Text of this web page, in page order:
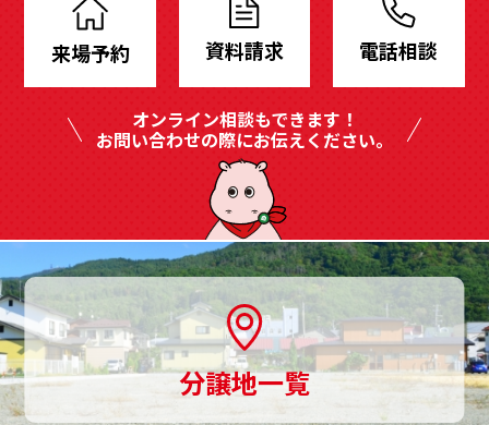
ご
用
意、
土
地
来場予約 資料請求 電話相談
オンライン相談もできます！
お問い合わせの際にお伝えください。
分譲地一覧